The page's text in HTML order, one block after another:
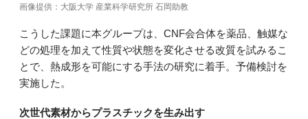
画像提供：大阪大学 産業科学研究所 石岡助教
こうした課題に本グループは、CNF会合体を薬品、触媒な
どの処理を加えて性質や状態を変化させる改質を試みるこ
とで、熱成形を可能にする手法の研究に着手。予備検討を
実施した。
次世代素材からプラスチックを生み出す